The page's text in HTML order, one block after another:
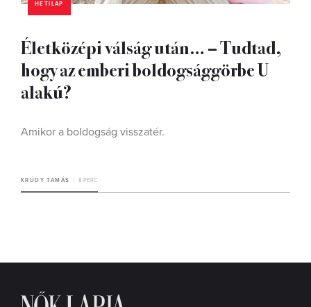
HETILAP
Életközépi válság után… – Tudtad,
hogy az emberi boldogsággörbe U
alakú?
Amikor a boldogság visszatér.
KRÚDY TAMÁS 8 PERC